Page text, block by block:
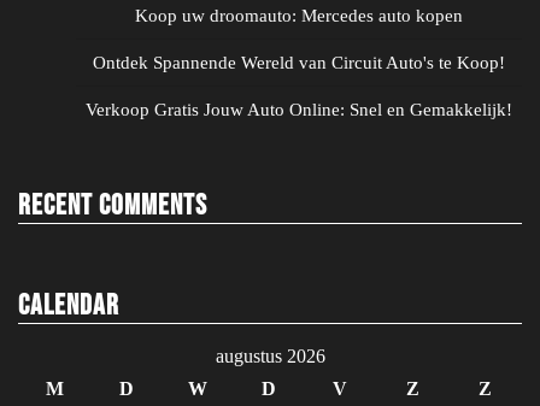
Koop uw droomauto: Mercedes auto kopen
Ontdek Spannende Wereld van Circuit Auto's te Koop!
Verkoop Gratis Jouw Auto Online: Snel en Gemakkelijk!
Recent Comments
Calendar
augustus 2026
M
D W D V Z
Z